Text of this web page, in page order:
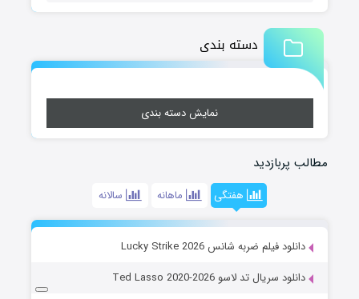
دسته بندی
نمایش دسته بندی
مطالب پربازدید
هفتگی ماهانه سالانه
دانلود فیلم ضربه شانس Lucky Strike 2026
دانلود سریال تد لاسو Ted Lasso 2020-2026